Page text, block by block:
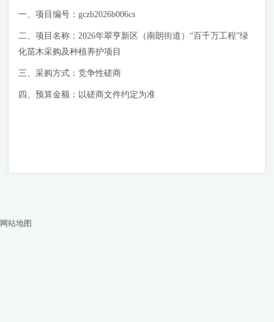
一、项目编号：gczb2026b006cs
二、项目名称：2026年翠亨新区（南朗街道）“百千万工程”绿
化苗木采购及种植养护项目
三、采购方式：竞争性磋商
四、预算金额：以磋商文件约定为准
网站地图